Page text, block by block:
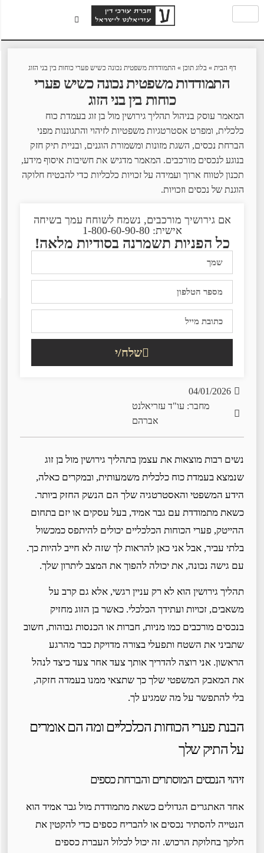
דף הבית»בלוג תוכן»התמודדות משפטית נכונה כשיש פערי כוחות בין בני הזוג
התמודדות משפטית נכונה כשיש פערי
כוחות בין בני הזוג
המאמר עוסק בניהול תהליך גירושין מול בן זוג בעמדת כוח
כלכלית, ומפרט אסטרטגיות משפטיות לזיהוי והתגוננות מפני
הברחת נכסים, השגת מזונות ומשמורת הוגנים, ובניית תיק חזק
בנוגע לנכסים מורכבים. המאמר מדגיש את חשיבות איסוף מידע,
תכנון לטווח ארוך ועמידה על זכויות כלכליות כדי להבטיח חלוקה
הוגנת של נכסים וזכויות.
אם גירושיך מורכבים, נשמח לשוחח עמך בשיחה
אישית: 1-800-60-90-80
כל הפניות תשמרנה בסודיות מלאה!
שלח/י
04/01/2026
מחבר: עו"ד עזריאלנט
אברהם
נשים רבות מוצאות את עצמן בתהליך גירושין מול בן זוג
שנמצא בעמדת כוח כלכלית משמעותית, ובמקרים כאלה,
הידע המשפטי והאסטרטגיה שלך הם הנשק החזק ביותר.
כשאת מתמודדת עם גבר אמיד, בעל עסקים או יזם בתחום
ההייטק, פערי הכוחות הכלכליים יכולים להיתפס כמכשול
בלתי עביר, אבל אני כאן להראות לך שזה לא חייב להיות כך.
עם גישה נכונה, את יכולה להפוך את המצב ליתרון שלך.
תהליך גירושין הוא לא רק עניין רגשי, אלא גם קרב על
משאבים, זכויות ועתידך הכלכלי. כאשר בן הזוג מחזיק
בנכסים מורכבים כמו מניות, חברות או הכנסות גבוהות, חשוב
שתביני את השטח ותפעלי בצורה מדויקת כבר מהרגע
הראשון. אני רוצה להדריך אותך צעד אחר צעד כיצד לנהל
את המאבק המשפטי שלך כך שתצאי ממנו בעמדה חזקה,
בלי להתפשר על מה שמגיע לך.
הבנת פערי הכוחות הכלכליים ומה הם אומרים
על התיק שלך
זיהוי הנכסים המוסתרים והברחת כספים
אחד האתגרים הגדולים כשאת מתמודדת מול גבר אמיד הוא
הנטייה להסתיר נכסים או להבריח כספים כדי להקטין את
חלקך בחלוקת הרכוש. זה יכול לכלול העברת כספים